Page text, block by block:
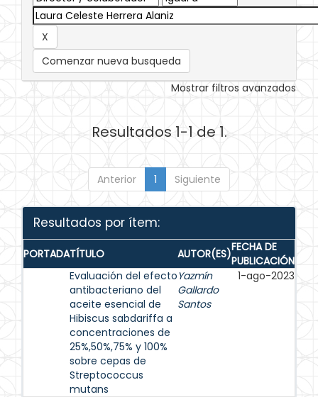
Comenzar nueva busqueda
Mostrar filtros avanzados
Resultados 1-1 de 1.
Anterior 1 Siguiente
Resultados por ítem:
PORTADATÍTULO AUTOR(ES)FECHA DE
PUBLICACIÓN
Evaluación del efecto
antibacteriano del
aceite esencial de
Hibiscus sabdariffa a
concentraciones de
25%,50%,75% y 100%
sobre cepas de
Streptococcus
mutans
Yazmín
Gallardo
Santos
1-ago-2023